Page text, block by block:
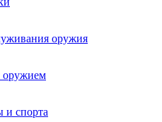
оружия
оружием
и спорта